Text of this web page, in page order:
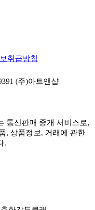
취급방침
(주)아트앤샵
통신판매 중개 서비스로,
, 상품정보, 거래에 관한
.